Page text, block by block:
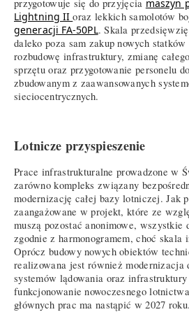
przygotowuje się do przyjęcia maszyn
Lightning IIoraz lekkich samolotów
generacji FA-50PL. Skala
daleko poza sam zakup nowych
rozbudowę infrastruktury, zmianę
sprzętu oraz przygotowanie personelu
zbudowanym z zaawansowanych
sieciocentrycznych.
Lotnicze przyspieszenie
Prace infrastrukturalne prowadzone w
zarówno kompleks związany
modernizację całej bazy lotniczej. Jak
zaangażowane w projekt, które ze
muszą pozostać anonimowe, wszystkie
zgodnie z harmonogramem, choć skala
Oprócz budowy nowych obiektów
realizowana jest również modernizacja
systemów lądowania oraz
funkcjonowanie nowoczesnego
głównych prac ma nastąpić w 2027 roku.